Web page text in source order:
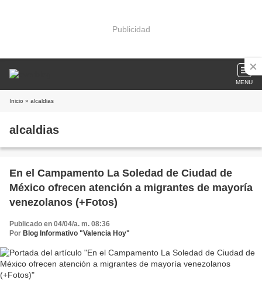
Publicidad
MENU
Inicio » alcaldias
alcaldias
En el Campamento La Soledad de Ciudad de
México ofrecen atención a migrantes de mayoría
venezolanos (+Fotos)
Publicado en 04/04/a. m. 08:36
Por Blog Informativo "Valencia Hoy"